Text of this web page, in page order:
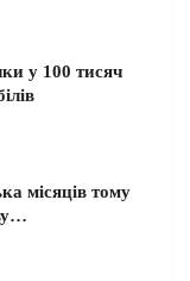
у 100 тисяч
місяців тому